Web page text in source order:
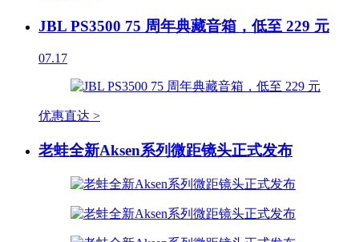
JBL PS3500 75 周年典藏音箱，低至 229 元
07.17
优惠直达 >
老蛙全新Aksen系列微距镜头正式发布